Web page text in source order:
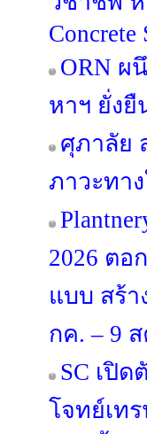
Concrete
ORN ผ
หาฯ ยั่งยื
ศุภาลัย
ภาวะทา
2026 ตอ
แบบ สร้า
กค. – 9
SC เปิ
โจทย์เท